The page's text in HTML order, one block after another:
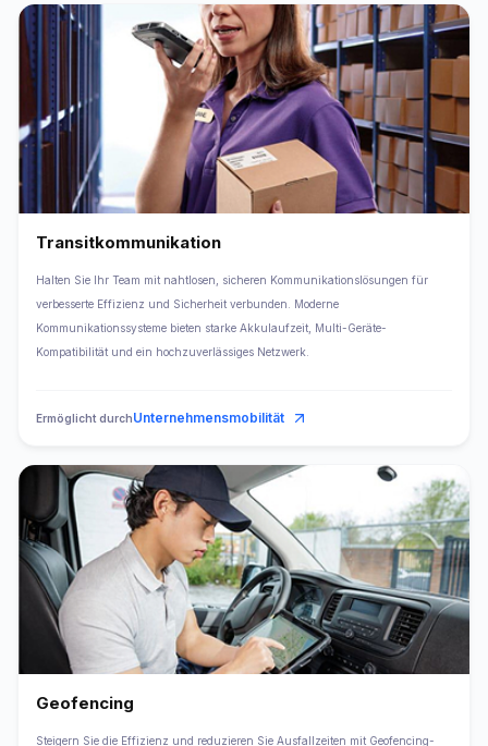
Transitkommunikation
Halten Sie Ihr Team mit nahtlosen, sicheren Kommunikationslösungen für
verbesserte Effizienz und Sicherheit verbunden. Moderne
Kommunikationssysteme bieten starke Akkulaufzeit, Multi-Geräte-
Kompatibilität und ein hochzuverlässiges Netzwerk.
Ermöglicht durchUnternehmensmobilität
Geofencing
Steigern Sie die Effizienz und reduzieren Sie Ausfallzeiten mit Geofencing-